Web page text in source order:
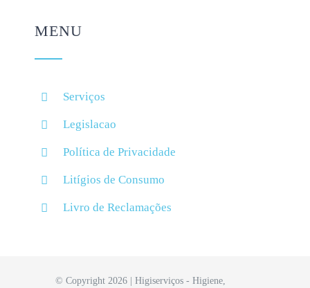
MENU
Serviços
Legislacao
Política de Privacidade
Litígios de Consumo
Livro de Reclamações
© Copyright 2026 | Higiserviços - Higiene,